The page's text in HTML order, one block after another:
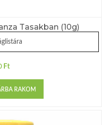
Tasakban (10g)
Ft
RAKOM